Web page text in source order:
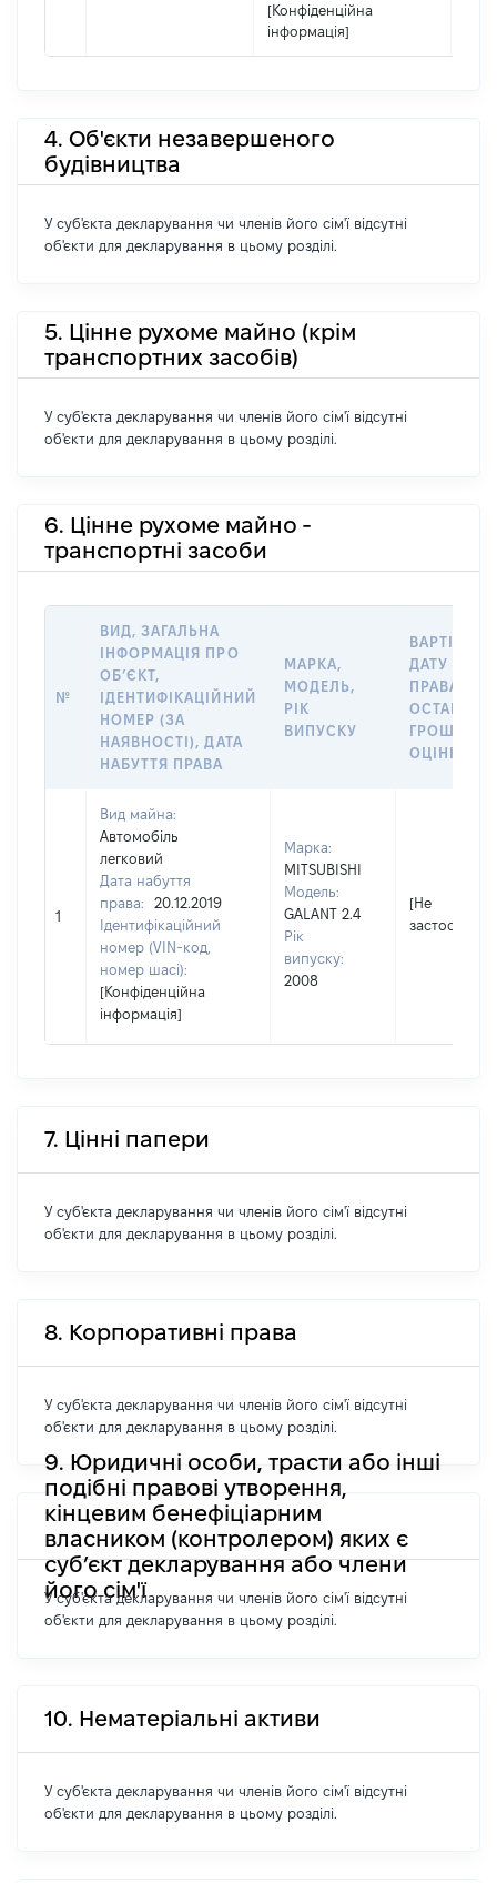
[Конфіденційна
інформація]
4. Об'єкти незавершеного
будівництва
У суб'єкта декларування чи членів його сім'ї відсутні
об'єкти для декларування в цьому розділі.
5. Цінне рухоме майно (крім
транспортних засобів)
У суб'єкта декларування чи членів його сім'ї відсутні
об'єкти для декларування в цьому розділі.
6. Цінне рухоме майно -
транспортні засоби
№
ВИД, ЗАГАЛЬНА
ІНФОРМАЦІЯ ПРО
ОБʼЄКТ,
ІДЕНТИФІКАЦІЙНИЙ
НОМЕР (ЗА
НАЯВНОСТІ), ДАТА
НАБУТТЯ ПРАВА
МАРКА,
МОДЕЛЬ,
РІК
ВИПУСКУ
ВАРТІСТЬ
ДАТУ
ПРАВА
ОЦІНКОЮ,
1
Вид майна:
Автомобіль
легковий
Дата набуття
права:
20.12.2019
Ідентифікаційний
номер (VIN-код,
номер шасі):
[Конфіденційна
інформація]
Марка:
MITSUBISHI
Модель:
GALANT 2.4
Рік
випуску:
2008
[Не
7. Цінні папери
У суб'єкта декларування чи членів його сім'ї відсутні
об'єкти для декларування в цьому розділі.
8. Корпоративні права
У суб'єкта декларування чи членів його сім'ї відсутні
об'єкти для декларування в цьому розділі.
9. Юридичні особи, трасти або інші
подібні правові утворення,
кінцевим бенефіціарним
власником (контролером) яких є
суб’єкт декларування або члени
його сім'ї
У суб'єкта декларування чи членів його сім'ї відсутні
об'єкти для декларування в цьому розділі.
10. Нематеріальні активи
У суб'єкта декларування чи членів його сім'ї відсутні
об'єкти для декларування в цьому розділі.